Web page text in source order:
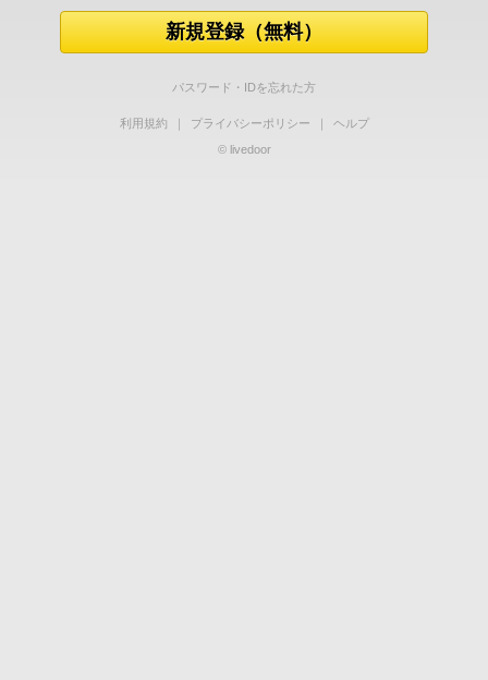
新規登録（無料）
パスワード・IDを忘れた方
利用規約 ｜ プライバシーポリシー ｜
ヘルプ
© livedoor